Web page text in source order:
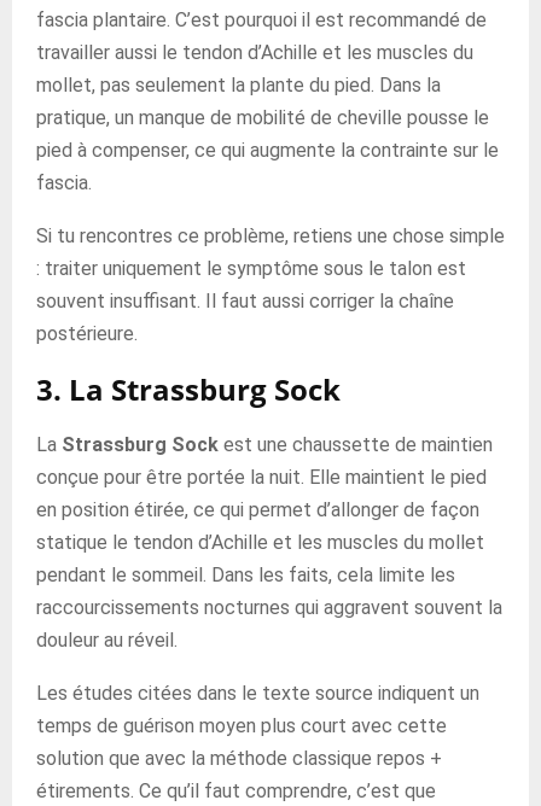
fascia plantaire. C’est pourquoi il est recommandé de
travailler aussi le tendon d’Achille et les muscles du
mollet, pas seulement la plante du pied. Dans la
pratique, un manque de mobilité de cheville pousse le
pied à compenser, ce qui augmente la contrainte sur le
fascia.
Si tu rencontres ce problème, retiens une chose simple
: traiter uniquement le symptôme sous le talon est
souvent insuffisant. Il faut aussi corriger la chaîne
postérieure.
3. La Strassburg Sock
La Strassburg Sock est une chaussette de maintien
conçue pour être portée la nuit. Elle maintient le pied
en position étirée, ce qui permet d’allonger de façon
statique le tendon d’Achille et les muscles du mollet
pendant le sommeil. Dans les faits, cela limite les
raccourcissements nocturnes qui aggravent souvent la
douleur au réveil.
Les études citées dans le texte source indiquent un
temps de guérison moyen plus court avec cette
solution que avec la méthode classique repos +
étirements. Ce qu’il faut comprendre, c’est que